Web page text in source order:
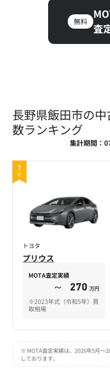
無料
査
長野県飯田市の
数ランキング
集計期間：
1
位
トヨタ
プリウス
MOTA査定実績
～ 270 万円
※2023年式（令和5年）買
取相場
※ MOTA査定実績は、2026年5月～
しております。